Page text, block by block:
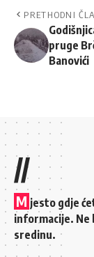
PRETHODNI
pruge
Banovići
//
M jesto gdje
informacije. Ne
sredinu.